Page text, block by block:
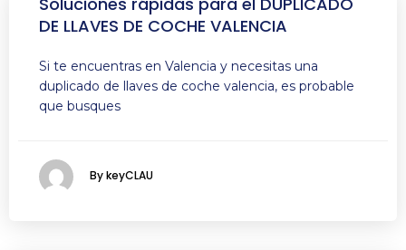
DE LLAVES DE COCHE VALENCIA
Si te encuentras en Valencia y necesitas una
duplicado de llaves de coche valencia, es probable
que busques
By keyCLAU